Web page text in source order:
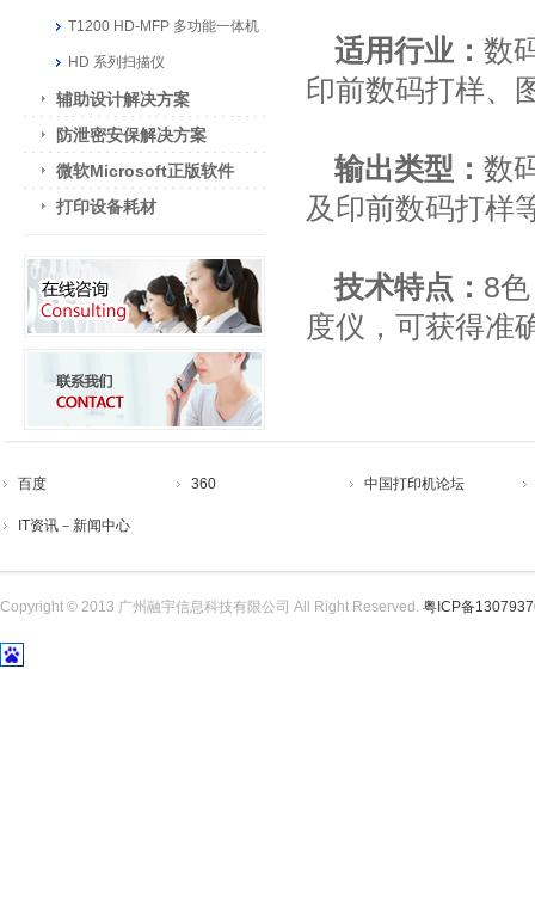
T1200 HD-MFP 多功能一体机
HD 系列扫描仪
辅助设计解决方案
防泄密安保解决方案
微软Microsoft正版软件
打印设备耗材
适用行业： 数
印前数码打样、
输出类型： 数
及印前数码打样
技术特点： 8
度仪，可获得准
百度 360 中国打印机论坛
IT资讯－新闻中心
Copyright © 2013 广州融宇信息科技有限公司 All Right Reserved. 粤ICP备